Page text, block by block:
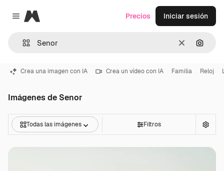
Close menu
Magnific
Borrar
Precios Iniciar sesión
Crea una imagen con IA Crea un vídeo con IA Familia Reloj
Imágenes de Senor
Todas las imágenes Filtros